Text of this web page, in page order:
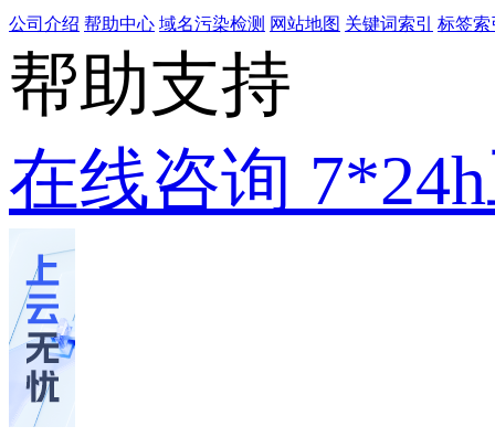
公司介绍 帮助中心 域名污染检测 网站地图 关键词索引 标签索
帮助支持
在线咨询